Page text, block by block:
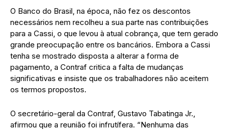
O Banco do Brasil, na época, não fez os descontos
necessários nem recolheu a sua parte nas contribuições
para a Cassi, o que levou à atual cobrança, que tem gerado
grande preocupação entre os bancários. Embora a Cassi
tenha se mostrado disposta a alterar a forma de
pagamento, a Contraf critica a falta de mudanças
significativas e insiste que os trabalhadores não aceitem
os termos propostos.
O secretário-geral da Contraf, Gustavo Tabatinga Jr.,
afirmou que a reunião foi infrutífera. “Nenhuma das